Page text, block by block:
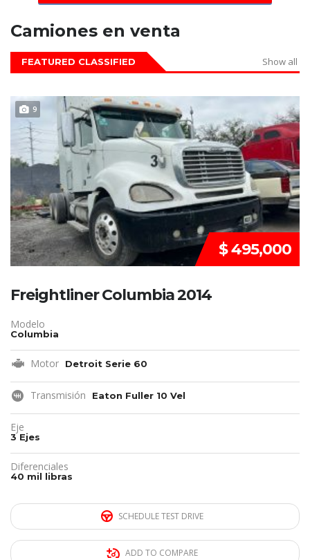
Camiones en venta
FEATURED CLASSIFIED Show all
9 VENDIDO
$ 495,000
Freightliner Columbia 2014
Modelo
Columbia
Motor Detroit Serie 60
Transmisión Eaton Fuller 10 Vel
Eje
3 Ejes
Diferenciales
40 mil libras
SCHEDULE TEST DRIVE
ADD TO COMPARE